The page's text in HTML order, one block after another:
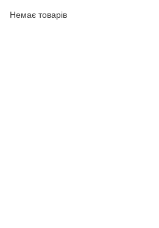
Немає товарів